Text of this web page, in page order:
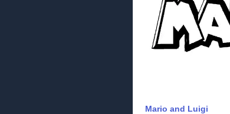
Mario and Luigi